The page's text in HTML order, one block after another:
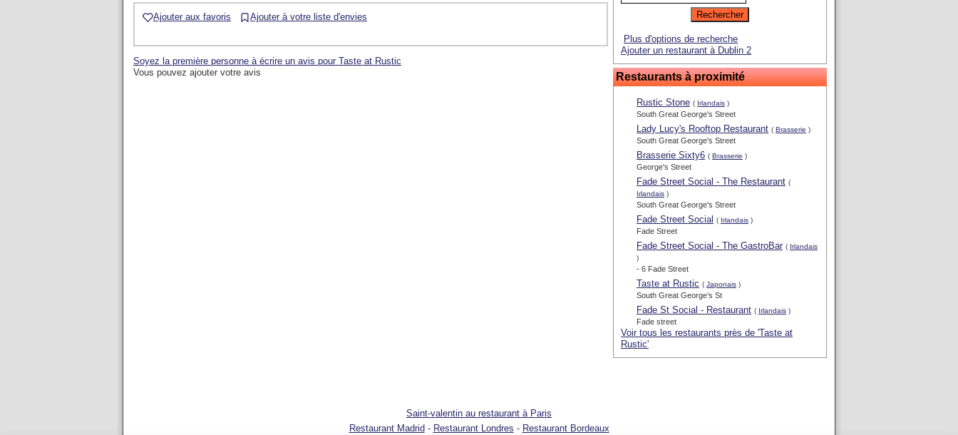
Plus d'options de recherche
Ajouter un restaurant à Dublin 2
Restaurants à proximité
Rustic Stone ( Irlandais )
South Great George's Street
Lady Lucy's Rooftop Restaurant ( Brasserie )
South Great George's Street
Brasserie Sixty6 ( Brasserie )
George's Street
Fade Street Social - The Restaurant (
Irlandais )
South Great George's Street
Fade Street Social ( Irlandais )
Fade Street
Fade Street Social - The GastroBar ( Irlandais
)
- 6 Fade Street
Taste at Rustic ( Japonais )
South Great George’s St
Fade St Social - Restaurant ( Irlandais )
Fade street
Voir tous les restaurants près de 'Taste at
Rustic'
Ajouter aux favoris Ajouter à votre liste d'envies
Soyez la première personne à écrire un avis pour Taste at Rustic
Vous pouvez ajouter votre avis
Saint-valentin au restaurant à Paris
Restaurant Madrid - Restaurant Londres - Restaurant Bordeaux